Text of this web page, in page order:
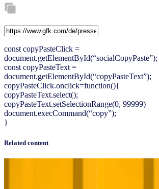
const copyPasteClick =
document.getElementById(“socialCopyPaste”);
const copyPasteText =
document.getElementById(“copyPasteText”);
copyPasteClick.onclick=function(){
copyPasteText.select();
copyPasteText.setSelectionRange(0, 99999)
document.execCommand(“copy”);
}
Related content